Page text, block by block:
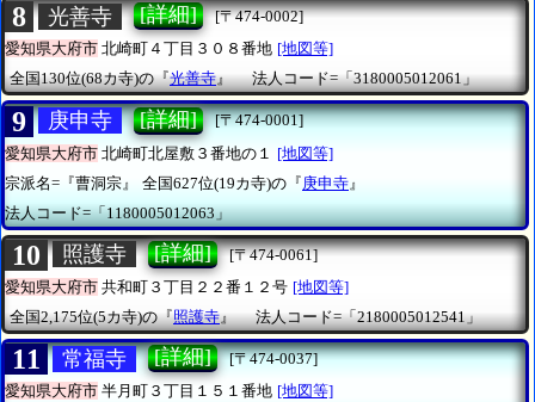
8 光善寺 [詳細]
[〒474-0002]
愛知県大府市 北崎町４丁目３０８番地 [地図等]
全国130位(68カ寺)の『光善寺』 法人コード=「3180005012061」
9 庚申寺 [詳細]
[〒474-0001]
愛知県大府市 北崎町北屋敷３番地の１
[地図等]
宗派名=『曹洞宗』
全国627位(19カ寺)の『 庚申寺 』
法人コード=「1180005012063」
10 照護寺 [詳細]
[〒474-0061]
愛知県大府市 共和町３丁目２２番１２号 [地図等]
全国2,175位(5カ寺)の『照護寺』 法人コード=「2180005012541」
11 常福寺 [詳細]
[〒474-0037]
愛知県大府市 半月町３丁目１５１番地 [地図等]